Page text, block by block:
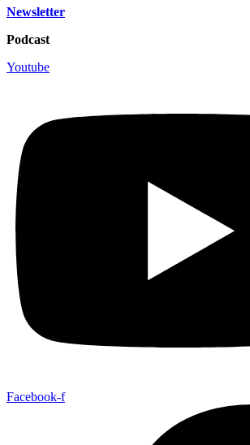
Newsletter
Podcast
Youtube
Facebook-f